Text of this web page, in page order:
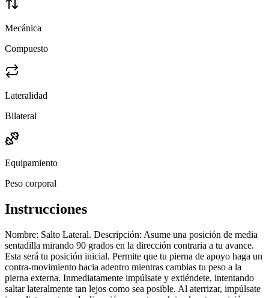
Mecánica
Compuesto
Lateralidad
Bilateral
Equipamiento
Peso corporal
Instrucciones
Nombre: Salto Lateral. Descripción: Asume una posición de media
sentadilla mirando 90 grados en la dirección contraria a tu avance.
Esta será tu posición inicial. Permite que tu pierna de apoyo haga un
contra-movimiento hacia adentro mientras cambias tu peso a la
pierna externa. Inmediatamente impúlsate y extiéndete, intentando
saltar lateralmente tan lejos como sea posible. Al aterrizar, impúlsate